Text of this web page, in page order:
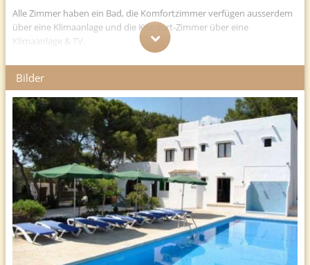
Alle Zimmer haben ein Bad, die Komfortzimmer verfügen ausserdem
über eine Klimaanlage und die Komfort-Zimmer über eine
Klimaanlage & TV.
2 Kinder)
Lage
Im malerischen Viertel von Cala d'Or, mit Blick auf den exklusiven
Jachthafen, befindet sich das Hostel Casa Maria in unmittelbarer
Nähe zum Meer.
Entfernungen
Nach Palma ca. 56 km, die Sandstrände von Cala d'Or liegen quasi vor
der Haustür. Cala Mondrago und Cala Sanau ca. 3 km, der malerische
Hafen von Porto Pedro 3 km, verschiedenen Einkaufsmöglichkeiten,
Restaurants und zahlrfeiche Freizeitangebote finden Sie in Cala d'Or
und am exklusiven Jachthafen
Bilder